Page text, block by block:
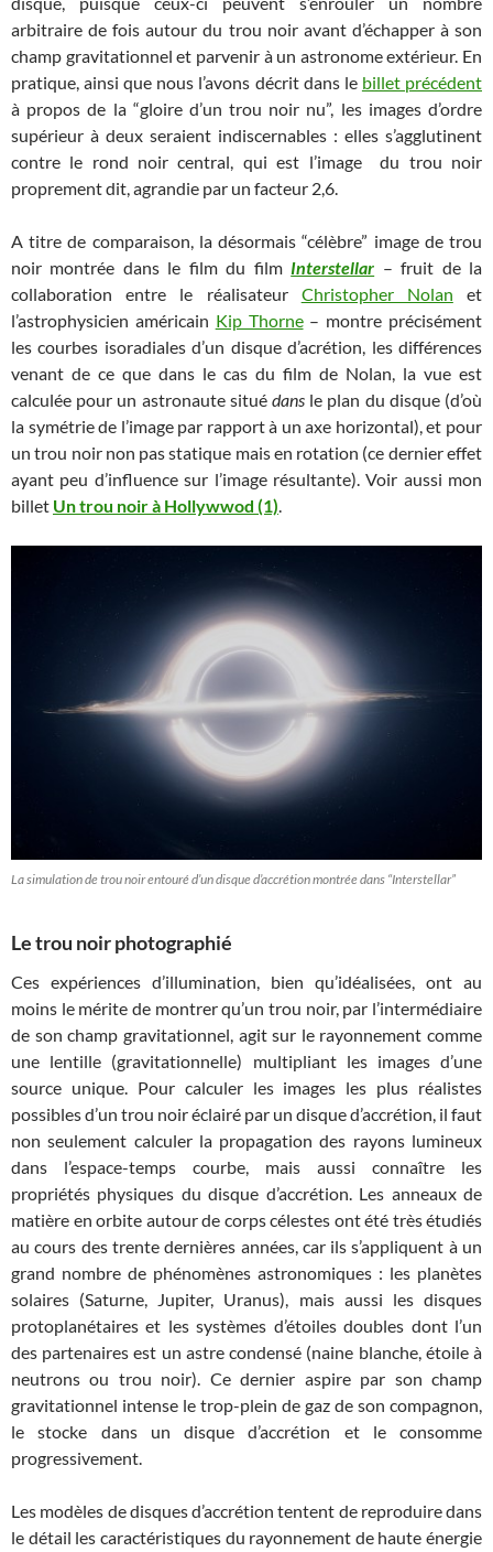
arbitraire de fois autour du trou noir avant d’échapper à son
champ gravitationnel et parvenir à un astronome extérieur. En
pratique, ainsi que nous l’avons décrit dans le billet précédent
à propos de la “gloire d’un trou noir nu”, les images d’ordre
supérieur à deux seraient indiscernables : elles s’agglutinent
contre le rond noir central, qui est l’image du trou noir
proprement dit, agrandie par un facteur 2,6.
A titre de comparaison, la désormais “célèbre” image de trou
noir montrée dans le film du film Interstellar – fruit de la
collaboration entre le réalisateur Christopher Nolan et
l’astrophysicien américain Kip Thorne– montre précisément
les courbes isoradiales d’un disque d’acrétion, les différences
venant de ce que dans le cas du film de Nolan, la vue est
calculée pour un astronaute situé dans le plan du disque (d’où
la symétrie de l’image par rapport à un axe horizontal), et pour
un trou noir non pas statique mais en rotation (ce dernier effet
ayant peu d’influence sur l’image résultante). Voir aussi mon
billet Un trou noir à Hollywwod (1).
La simulation de trou noir entouré d’un disque d’accrétion montrée dans “Interstellar”
Le trou noir photographié
Ces expériences d’illumination, bien qu’idéalisées, ont au
moins le mérite de montrer qu’un trou noir, par l’intermédiaire
de son champ gravitationnel, agit sur le rayonnement comme
une lentille (gravitationnelle) multipliant les images d’une
source unique. Pour calculer les images les plus réalistes
possibles d’un trou noir éclairé par un disque d’accrétion, il faut
non seulement calculer la propagation des rayons lumineux
dans l’espace-temps courbe, mais aussi connaître les
propriétés physiques du disque d’accrétion. Les anneaux de
matière en orbite autour de corps célestes ont été très étudiés
au cours des trente dernières années, car ils s’appliquent à un
grand nombre de phénomènes astronomiques : les planètes
solaires (Saturne, Jupiter, Uranus), mais aussi les disques
protoplanétaires et les systèmes d’étoiles doubles dont l’un
des partenaires est un astre condensé (naine blanche, étoile à
neutrons ou trou noir). Ce dernier aspire par son champ
gravitationnel intense le trop-plein de gaz de son compagnon,
le stocke dans un disque d’accrétion et le consomme
progressivement.
Les modèles de disques d’accrétion tentent de reproduire dans
le détail les caractéristiques du rayonnement de haute énergie